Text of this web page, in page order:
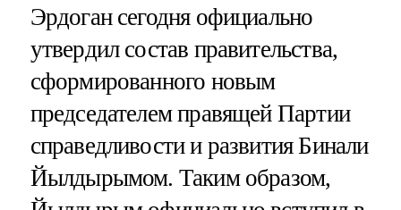
Эрдоган сегодня официально
утвердил состав правительства,
сформированного новым
председателем правящей Партии
справедливости и развития Бинали
Йылдырымом. Таким образом,